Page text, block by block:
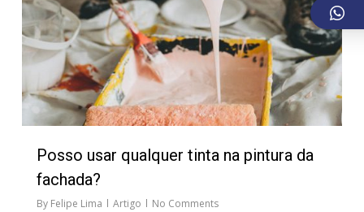
Posso usar qualquer tinta na pintura da
fachada?
By Felipe Lima Artigo No Comments